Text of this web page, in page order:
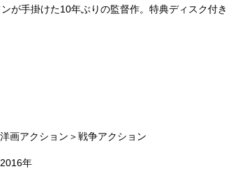
が手掛けた10年ぶりの監督作。特典ディスク付き
洋画アクション＞戦争アクション
2016年